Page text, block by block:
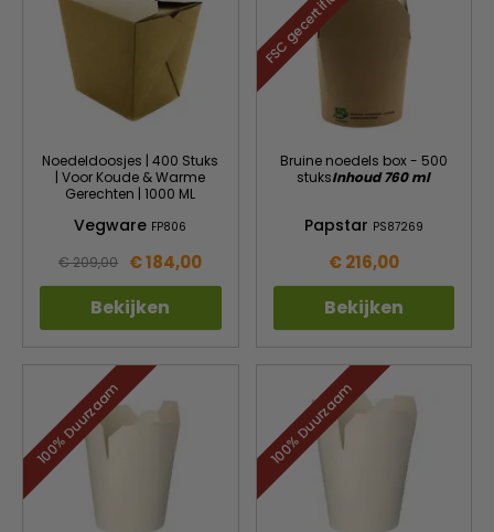
Noedeldoosjes | 400 Stuks
| Voor Koude & Warme
Gerechten | 1000 ML
Vegware FP806
€ 209,00 € 184,00
Bekijken
Bruine noedels box - 500
stuksInhoud 760 ml
Papstar PS87269
€ 216,00
Bekijken
100% Duurzaam 100% Duurzaam